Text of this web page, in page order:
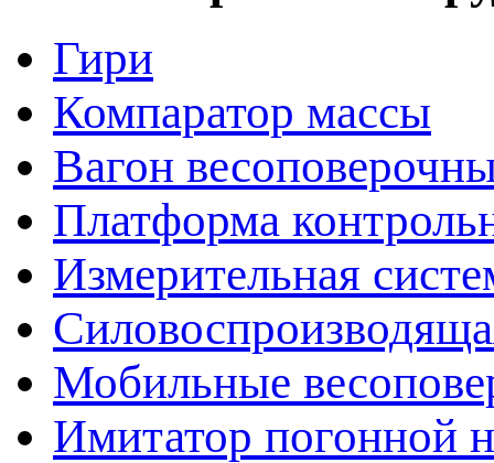
Гири
Компаратор массы
Вагон
Платформа
Измерительная
Мобильные
Имитатор погонной